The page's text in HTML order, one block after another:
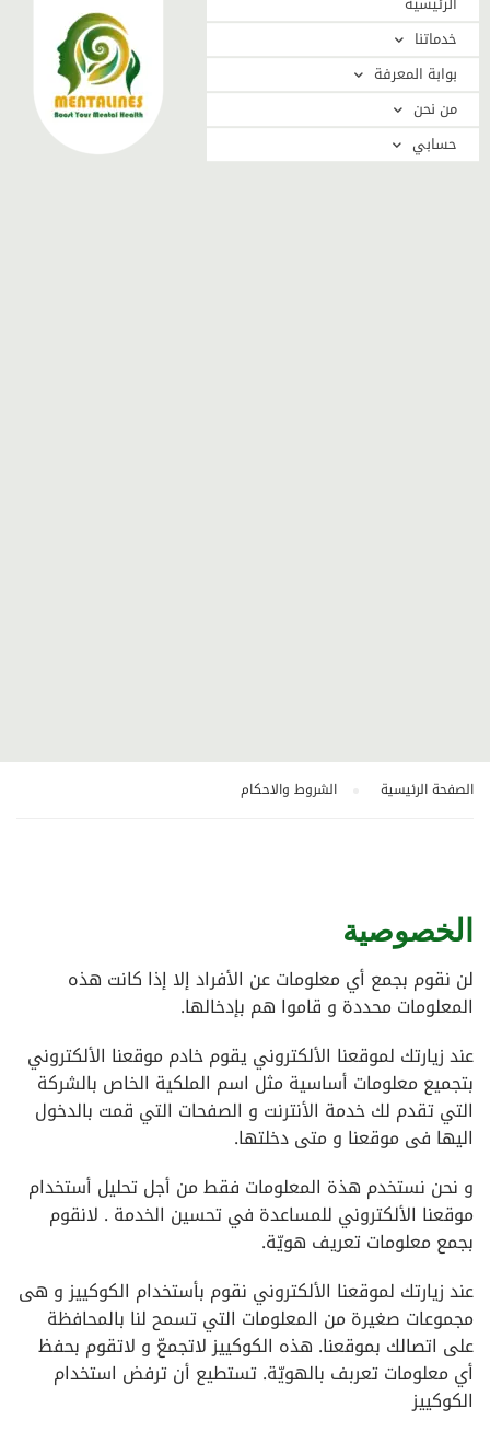
خدماتنا
بوابة المعرفة
من نحن
حسابي
الصفحة الرئيسية الشروط والاحكام
الخصوصية
لن نقوم بجمع أي معلومات عن الأفراد إلا إذا كانت هذه
المعلومات محددة و قاموا هم بإدخالها.
عند زيارتك لموقعنا الألكتروني يقوم خادم موقعنا الألكتروني
بتجميع معلومات أساسية مثل اسم الملكية الخاص بالشركة
التي تقدم لك خدمة الأنترنت و الصفحات التي قمت بالدخول
اليها فى موقعنا و متى دخلتها.
و نحن نستخدم هذة المعلومات فقط من أجل تحليل أستخدام
موقعنا الألكتروني للمساعدة في تحسين الخدمة . لانقوم
بجمع معلومات تعريف هويّة.
عند زيارتك لموقعنا الألكتروني نقوم بأستخدام الكوكييز و هى
مجموعات صغيرة من المعلومات التي تسمح لنا بالمحافظة
على اتصالك بموقعنا. هذه الكوكييز لاتجمعّ و لاتقوم بحفظ
أي معلومات تعربف بالهويّة. تستطيع أن ترفض استخدام
الكوكييز